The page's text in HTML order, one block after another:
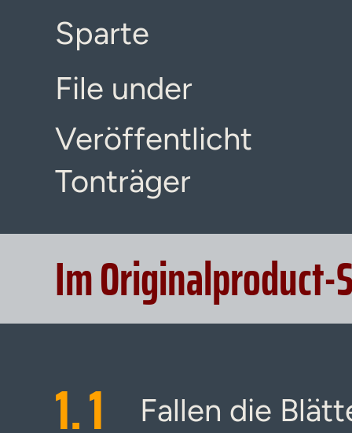
Sparte
File under
Veröffentlicht
Tonträger
Im
1.1 Fallen die